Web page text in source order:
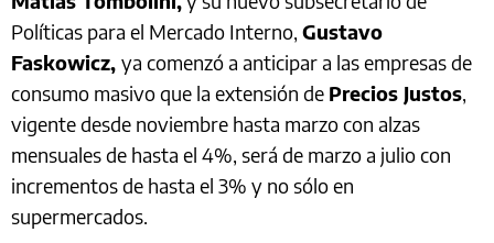
Políticas para el Mercado Interno, Gustavo
Faskowicz, ya comenzó a anticipar a las empresas de
consumo masivo que la extensión de Precios Justos,
vigente desde noviembre hasta marzo con alzas
mensuales de hasta el 4%, será de marzo a julio con
incrementos de hasta el 3% y no sólo en
supermercados.